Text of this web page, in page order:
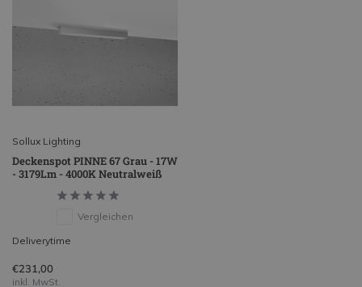
Sollux Lighting
Deckenspot PINNE 67 Grau - 17W
- 3179Lm - 4000K Neutralweiß
Vergleichen
Deliverytime
€231,00
inkl. MwSt.